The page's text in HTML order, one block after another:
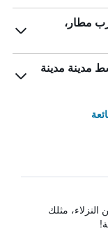
مطار،
مدينة مدينة
النزلاء، مثلك